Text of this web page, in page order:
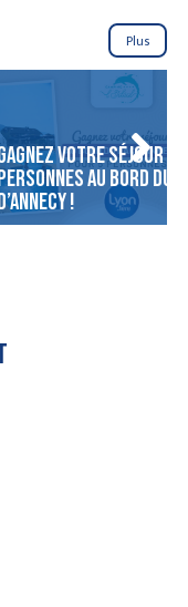
Plus
votre séjour
au bord du
!